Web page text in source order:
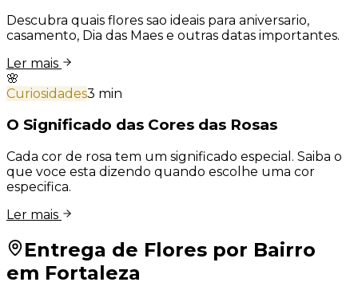
Descubra quais flores sao ideais para aniversario,
casamento, Dia das Maes e outras datas importantes.
Ler mais
🌸
Curiosidades3 min
O Significado das Cores das Rosas
Cada cor de rosa tem um significado especial. Saiba o
que voce esta dizendo quando escolhe uma cor
especifica.
Ler mais
Entrega de Flores por Bairro
em Fortaleza